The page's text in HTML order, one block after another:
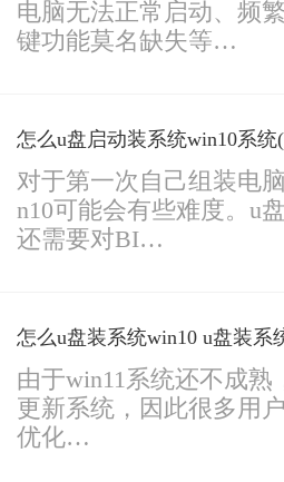
电脑无法正常启动、频
键功能莫名缺失等…
对于第一次自己组装电
n10可能会有些难度。u
还需要对BI…
怎么u盘装系统win10 u盘装系
由于win11系统还不成
更新系统，因此很多用
优化…